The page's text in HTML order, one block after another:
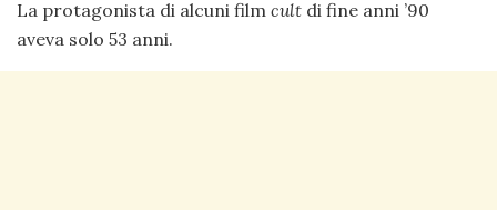
La protagonista di alcuni film cult di fine anni ’90
aveva solo 53 anni.